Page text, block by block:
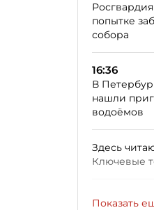
попытке
собора
16:36
В
нашли
водоёмов
Здесь
Ключевые
Показать